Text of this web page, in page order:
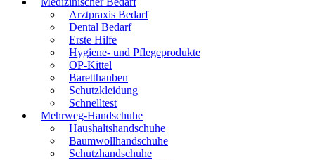
Arztpraxis Bedarf
Dental Bedarf
Erste Hilfe
Hygiene- und Pflegeprodukte
OP-Kittel
Baretthauben
Schutzkleidung
Schnelltest
Mehrweg-Handschuhe
Haushaltshandschuhe
Baumwollhandschuhe
Schutzhandschuhe